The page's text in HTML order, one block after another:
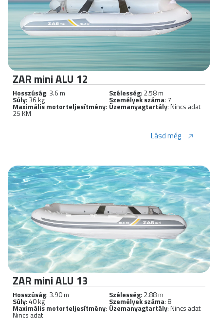
ZAR mini ALU 12
Hosszúság: 3.6 m Szélesség: 2.58 m
Súly: 36 kg Személyek száma: 7
Maximális motorteljesítmény:
25 KM
Üzemanyagtartály: Nincs adat
Lásd még
ZAR mini ALU 13
Hosszúság: 3.90 m Szélesség: 2.88 m
Súly: 40 kg Személyek száma: 8
Maximális motorteljesítmény:
Nincs adat
Üzemanyagtartály: Nincs adat